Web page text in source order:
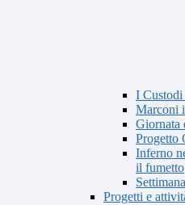
I
Marconi
Giornata
Progetto
Inferno
il fumetto
Progetti e